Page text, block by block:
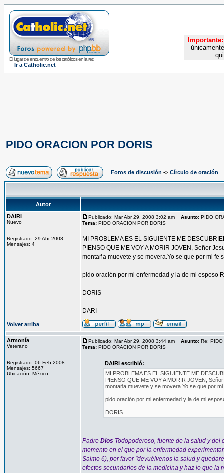
El lugar de encuentro de los católicos en la red
Ir a Catholic.net
Importante:
PIDO ORACION POR DORIS
Foros de discusión -> Círculo de oración
Autor
DAIRI
Nuevo
Registrado: 29 Abr 2008
Mensajes: 4
Publicado: Mar Abr 29, 2008 3:02 am Asunto: PIDO
Tema: PIDO ORACION POR DORIS
MI PROBLEMA ES EL SIGUIENTE ME
PIENSO QUE ME VOY A MORIR JOVEN, Señor
montaña muevete y se movera.Yo se que por mi fe
pido oración por mi enfermedad y la de mi esposo
DORIS
DARI
Volver arriba
Armonía
Veterano
Registrado: 06 Feb 2008
Mensajes: 5667
Ubicación: México
Publicado: Mar Abr 29, 2008 3:44 am Asunto: Re:
Tema: PIDO ORACION POR DORIS
DAIRI escribió:
MI PROBLEMA ES EL SIGUIENTE ME
PIENSO QUE ME VOY A MORIR JOVEN,
montaña muevete y se movera.Yo se que por
pido oración por mi enfermedad y la de mi
DORIS
Padre Dios Todopoderoso, fuente de la salud y
momento en el que por la enfermedad
Salmo 6), por favor "devuélvenos la salud y
efectos secundarios de la medicina y haz lo que la